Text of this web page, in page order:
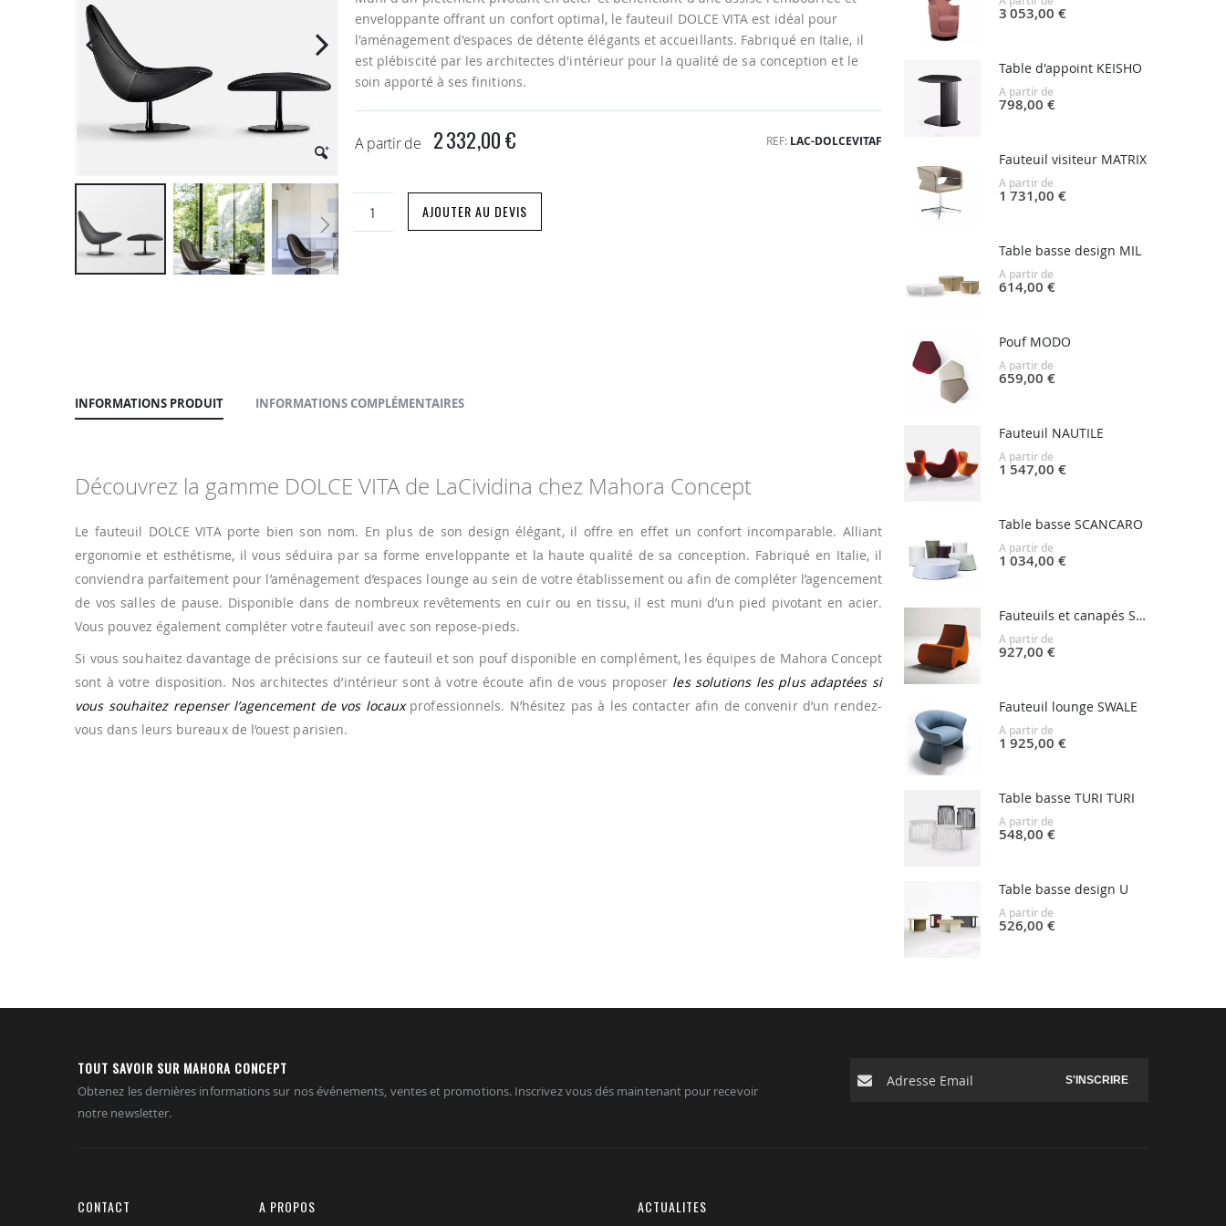
galerie
d’images
enveloppante offrant un confort optimal, le fauteuil DOLCE VITA est idéal pour
l'aménagement d'espaces de détente élégants et accueillants. Fabriqué en Italie, il
est plébiscité par les architectes d'intérieur pour la qualité de sa conception et le
soin apporté à ses finitions.
A partir de 2 332,00 € REF LAC-DOLCEVITAF
AJOUTER AU DEVIS
INFORMATIONS PRODUIT
Découvrez la gamme DOLCE VITA de LaCividina chez Mahora Concept
Le fauteuil DOLCE VITA porte bien son nom. En plus de son design élégant, il offre en effet un confort incomparable. Alliant
ergonomie et esthétisme, il vous séduira par sa forme enveloppante et la haute qualité de sa conception. Fabriqué en Italie, il
conviendra parfaitement pour l’aménagement d’espaces lounge au sein de votre établissement ou afin de compléter l’agencement
de vos salles de pause. Disponible dans de nombreux revêtements en cuir ou en tissu, il est muni d’un pied pivotant en acier.
Vous pouvez également compléter votre fauteuil avec son repose-pieds.
Si vous souhaitez davantage de précisions sur ce fauteuil et son pouf disponible en complément, les équipes de Mahora Concept
sont à votre disposition. Nos architectes d’intérieur sont à votre écoute afin de vous proposer les solutions les plus adaptées si
vous souhaitez repenser l’agencement de vos locauxprofessionnels. N’hésitez pas à les contacter afin de convenir d’un rendez-
vous dans leurs bureaux de l’ouest parisien.
INFORMATIONS COMPLÉMENTAIRES
3 053,00 €
Table d'appoint KEISHO
A partir de
798,00 €
Fauteuil visiteur MATRIX
A partir de
1 731,00 €
Table basse design MIL
A partir de
614,00 €
Pouf MODO
A partir de
659,00 €
Fauteuil NAUTILE
A partir de
1 547,00 €
Table basse SCANCARO
A partir de
1 034,00 €
Fauteuils et canapés STONES
A partir de
927,00 €
Fauteuil lounge SWALE
A partir de
1 925,00 €
Table basse TURI TURI
A partir de
548,00 €
Table basse design U
A partir de
526,00 €
TOUT SAVOIR SUR MAHORA CONCEPT
Obtenez les dernières informations sur nos événements, ventes et promotions. Inscrivez vous dés maintenant pour recevoir
notre newsletter.
S'INSCRIRE
CONTACT A PROPOS ACTUALITES